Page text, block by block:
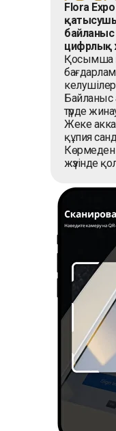
Flora Expo
цифрлық
Қосымша
Байланыс
түрде
Жеке
құпия
Көрмеден
жүзінде